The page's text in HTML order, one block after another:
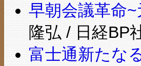
早朝会議革命
隆弘 / 日経BP
富士通新たな